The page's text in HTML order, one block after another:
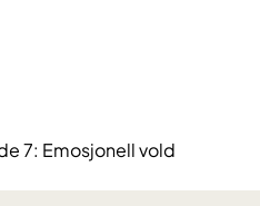
7: Emosjonell vold